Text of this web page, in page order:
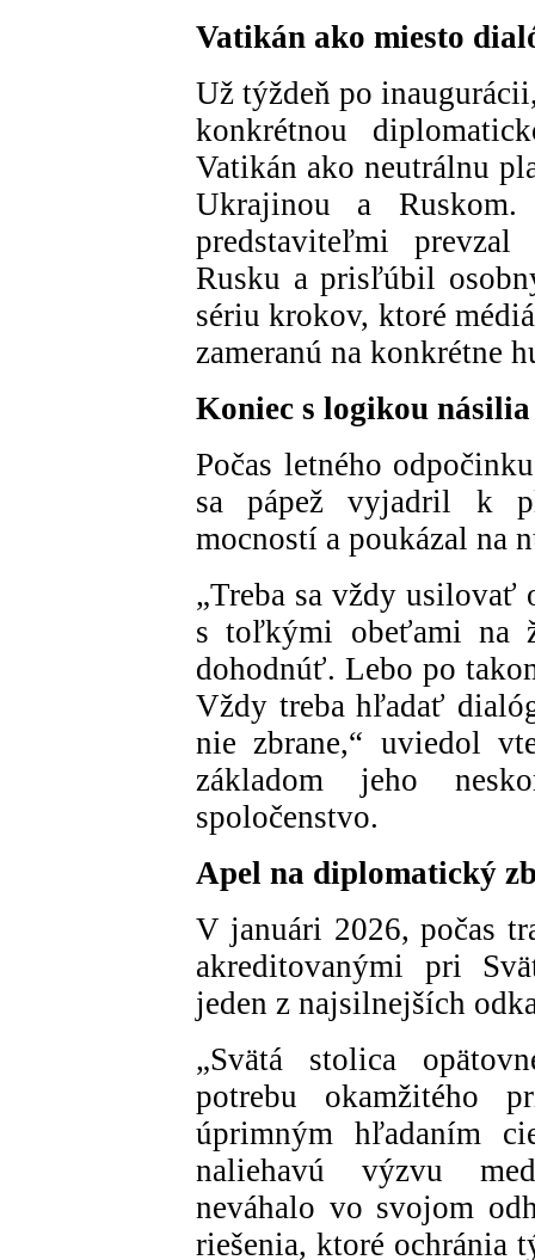
Vatikán ako miesto
Už týždeň po
konkrétnou
Vatikán ako neutrálnu
Ukrajinou a
predstaviteľmi prevzal
Rusku a prisľúbil
sériu krokov, ktoré
zameranú na konkrétne
Koniec s logikou násilia
Počas letného
sa pápež vyjadril k
mocností a poukázal na
„Treba sa vždy usilovať
s toľkými obeťami na
dohodnúť. Lebo po
Vždy treba hľadať
nie zbrane,“ uviedol
základom jeho
spoločenstvo.
Apel na diplomatický
V januári 2026, počas
akreditovanými pri
jeden z najsilnejších
„Svätá stolica
potrebu okamžitého
úprimným hľadaním
naliehavú výzvu
neváhalo vo svojom
riešenia, ktoré ochránia